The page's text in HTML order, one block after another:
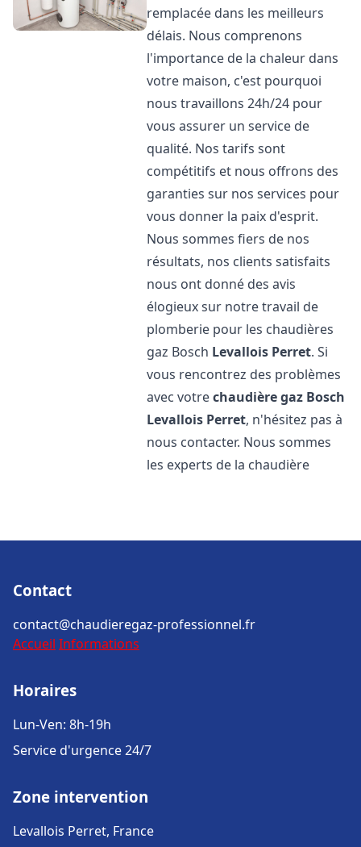
remplacée dans les meilleurs
délais. Nous comprenons
l'importance de la chaleur dans
votre maison, c'est pourquoi
nous travaillons 24h/24 pour
vous assurer un service de
qualité. Nos tarifs sont
compétitifs et nous offrons des
garanties sur nos services pour
vous donner la paix d'esprit.
Nous sommes fiers de nos
résultats, nos clients satisfaits
nous ont donné des avis
élogieux sur notre travail de
plomberie pour les chaudières
gaz Bosch Levallois Perret. Si
vous rencontrez des problèmes
avec votrechaudière gaz Bosch
Levallois Perret, n'hésitez pas à
nous contacter. Nous sommes
les experts de la chaudière
Contact
contact@chaudieregaz-professionnel.fr
Accueil Informations
Horaires
Lun-Ven: 8h-19h
Service d'urgence 24/7
Zone intervention
Levallois Perret, France